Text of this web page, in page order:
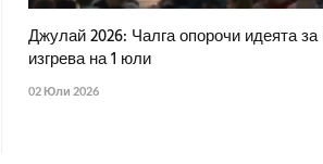
Джулай 2026: Чалга опорочи идеята
изгрева на 1 юли
02 Юли 2026